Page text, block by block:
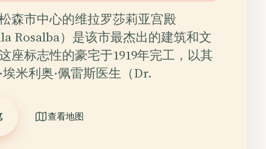
森市中心的维拉罗莎莉亚宫殿
Rosalba）是该市最杰出的建筑和文
座标志性的豪宅于1919年完工，以其
米利奥·佩雷斯医生（Dr.
查看地图